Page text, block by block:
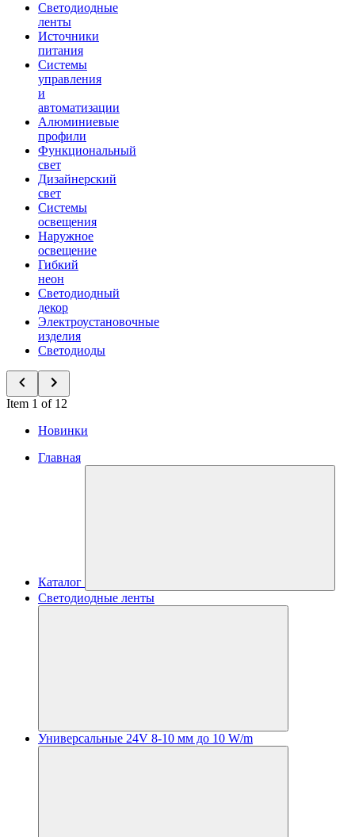
Светодиодные
ленты
Источники
питания
Системы
управления
и
автоматизации
Алюминиевые
профили
Функциональный
свет
Дизайнерский
свет
Системы
освещения
Наружное
освещение
Гибкий
неон
Светодиодный
декор
Электроустановочные
изделия
Светодиоды
Item 1 of 12
Новинки
Главная
Каталог
Светодиодные ленты
Универсальные 24V 8-10 мм до 10 W/m